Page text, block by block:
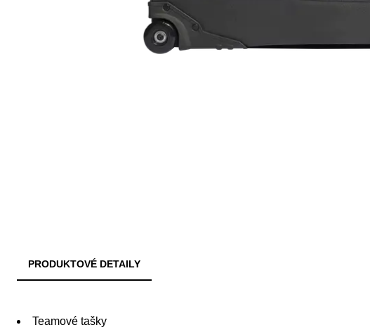
PRODUKTOVÉ DETAILY
Teamové tašky